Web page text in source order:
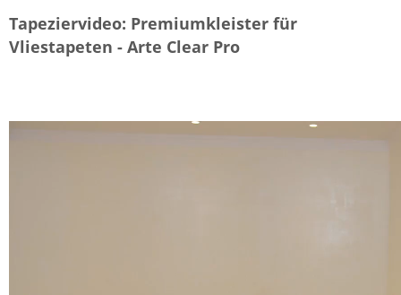
Tapeziervideo: Premiumkleister für
Vliestapeten - Arte Clear Pro